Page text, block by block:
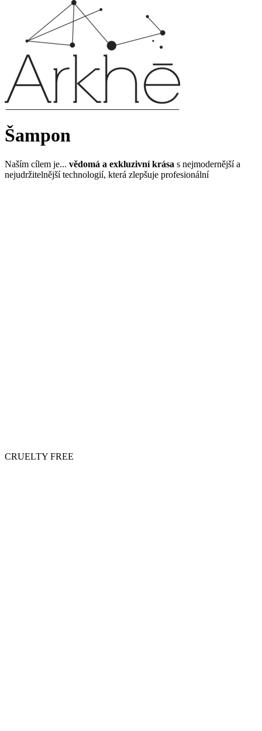
Šampon
Naším cílem je... vědomá a exkluzivní krása s nejmodernější a
nejudržitelnější technologií, která zlepšuje profesionální
CRUELTY FREE